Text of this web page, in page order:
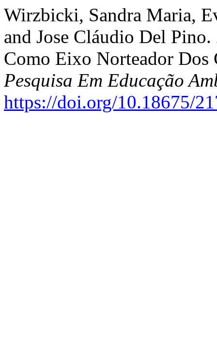
Wirzbicki, Sandra Maria,
and Jose Cláudio Del
Como Eixo Norteador Dos
Pesquisa Em Educação
https://doi.org/10.18675/